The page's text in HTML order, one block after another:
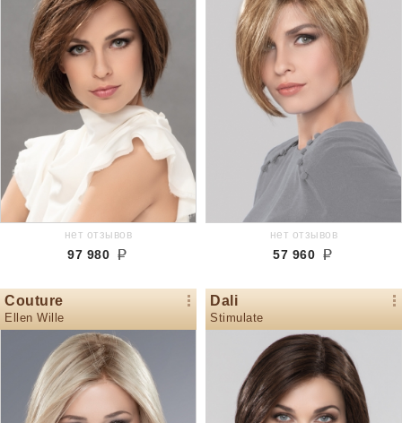
нет отзывов
97 980
нет отзывов
57 960
Couture
Ellen Wille
Dali
Stimulate